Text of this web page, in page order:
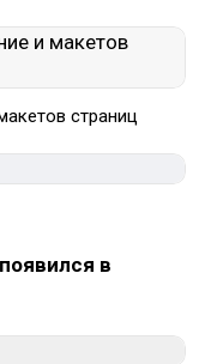
страниц
в